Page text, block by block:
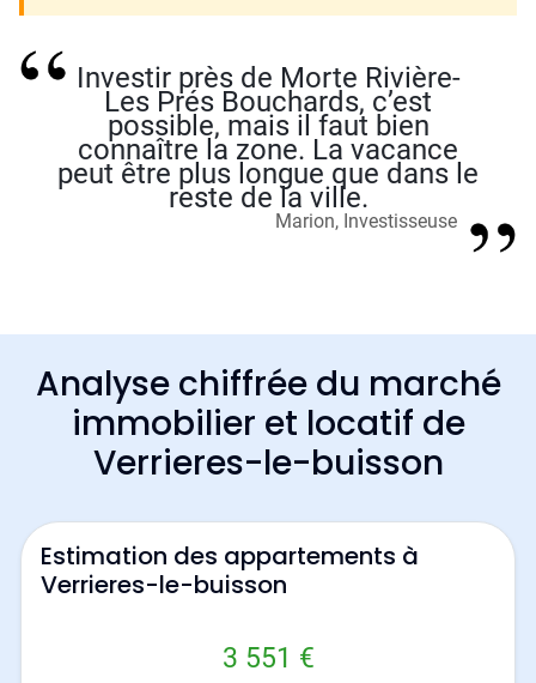
Investir près de Morte Rivière-
Les Prés Bouchards, c’est
possible, mais il faut bien
connaître la zone. La vacance
peut être plus longue que dans le
reste de la ville.
Marion, Investisseuse
Analyse chiffrée du marché
immobilier et locatif de
Verrieres-le-buisson
Estimation des appartements à
Verrieres-le-buisson
3 551 €